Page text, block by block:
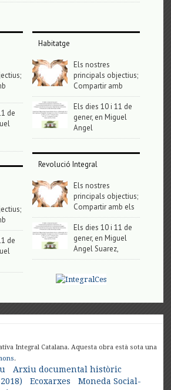
de
de
Habitatge
Els nostres
principals objectius;
Compartir amb
Els dies 10 i 11 de
gener, en Miguel
Angel
Revolució Integral
Els nostres
principals objectius;
Compartir amb els
Els dies 10 i 11 de
gener, en Miguel
Angel Suarez,
Integral Catalana. Aquesta obra està sota una
.
Arxiu documental històric
Ecoxarxes
Moneda Social-